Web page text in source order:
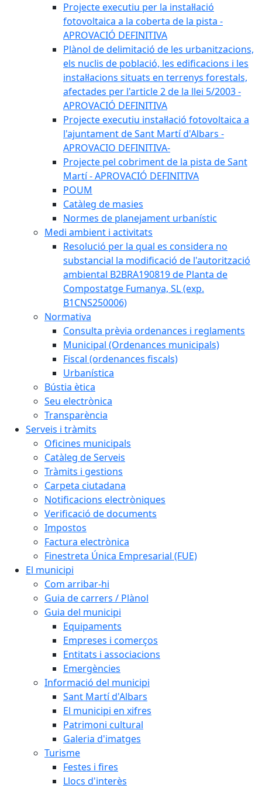
Projecte executiu per la instal·lació
fotovoltaica a la coberta de la pista -
APROVACIÓ DEFINITIVA
Plànol de delimitació de les urbanitzacions,
els nuclis de població, les edificacions i les
instal·lacions situats en terrenys forestals,
afectades per l'article 2 de la llei 5/2003 -
APROVACIÓ DEFINITIVA
Projecte executiu instal·lació fotovoltaica a
l'ajuntament de Sant Martí d'Albars -
APROVACIO DEFINITIVA-
Projecte pel cobriment de la pista de Sant
Martí - APROVACIÓ DEFINITIVA
POUM
Catàleg de masies
Normes de planejament urbanístic
Medi ambient i activitats
Resolució per la qual es considera no
substancial la modificació de l'autorització
ambiental B2BRA190819 de Planta de
Compostatge Fumanya, SL (exp.
B1CNS250006)
Normativa
Consulta prèvia ordenances i reglaments
Municipal (Ordenances municipals)
Fiscal (ordenances fiscals)
Urbanística
Bústia ètica
Seu electrònica
Transparència
Serveis i tràmits
Oficines municipals
Catàleg de Serveis
Tràmits i gestions
Carpeta ciutadana
Notificacions electròniques
Verificació de documents
Impostos
Factura electrònica
Finestreta Única Empresarial (FUE)
El municipi
Com arribar-hi
Guia de carrers / Plànol
Guia del municipi
Equipaments
Empreses i comerços
Entitats i associacions
Emergències
Informació del municipi
Sant Martí d'Albars
El municipi en xifres
Patrimoni cultural
Galeria d'imatges
Turisme
Festes i fires
Llocs d'interès